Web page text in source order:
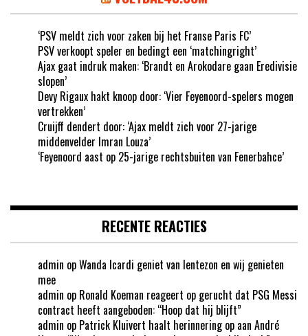
‘PSV meldt zich voor zaken bij het Franse Paris FC’
PSV verkoopt speler en bedingt een ‘matchingright’
Ajax gaat indruk maken: ‘Brandt en Arokodare gaan Eredivisie
slopen’
Devy Rigaux hakt knoop door: ‘Vier Feyenoord-spelers mogen
vertrekken’
Cruijff dendert door: ‘Ajax meldt zich voor 27-jarige
middenvelder Imran Louza’
‘Feyenoord aast op 25-jarige rechtsbuiten van Fenerbahce’
RECENTE REACTIES
admin opWanda Icardi geniet van lentezon en wij genieten
mee
admin op Ronald Koeman reageert op gerucht dat PSG Messi
contract heeft aangeboden: “Hoop dat hij blijft”
admin op Patrick Kluivert haalt herinnering op aan André